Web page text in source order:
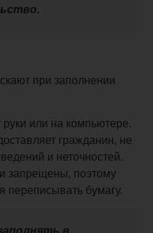
при заполнении
или на компьютере.
гражданин, не
и неточностей.
запрещены, поэтому
переписывать бумагу.